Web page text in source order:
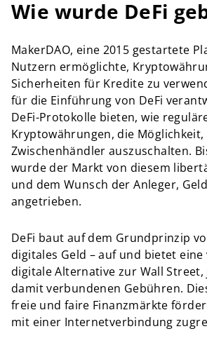
Wie wurde DeFi
MakerDAO, eine 2015 gestartete
Nutzern ermöglichte,
Sicherheiten für Kredite zu
für die Einführung von DeFi
DeFi-Protokolle bieten, wie
Kryptowährungen, die Möglichkeit,
Zwischenhändler auszuschalten.
wurde der Markt von diesem
und dem Wunsch der Anleger,
angetrieben.
DeFi baut auf dem Grundprinzip
digitales Geld – auf und bietet
digitale Alternative zur Wall
damit verbundenen Gebühren.
freie und faire Finanzmärkte
mit einer Internetverbindung